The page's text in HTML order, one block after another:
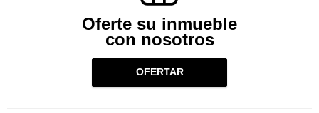
Oferte su inmueble
con nosotros
OFERTAR